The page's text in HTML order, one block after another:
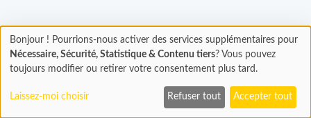
Chargement
En cours...
Bonjour ! Pourrions-nous activer des services supplémentaires pour
Nécessaire, Sécurité, Statistique & Contenu tiers? Vous pouvez
toujours modifier ou retirer votre consentement plus tard.
Laissez-moi choisir Refuser tout Accepter tout